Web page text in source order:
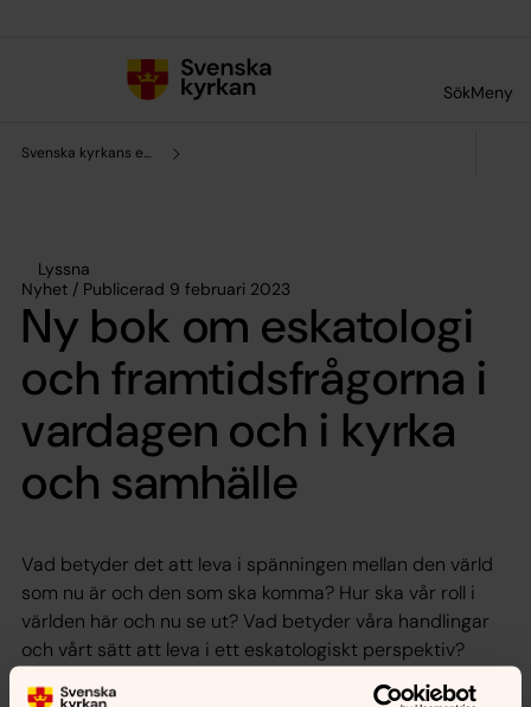
SökMeny
Svenska kyrkans enhet för forskning och analys
Lyssna
Nyhet / Publicerad 9 februari 2023
Ny bok om eskatologi
och framtidsfrågorna i
vardagen och i kyrka
och samhälle
Vad betyder det att leva i spänningen mellan den värld
som nu är och den som ska komma? Hur ska vår roll i
världen här och nu se ut? Vad betyder våra handlingar
och vårt sätt att leva i ett eskatologiskt perspektiv?
Dessa frågor diskuteras utifrån olika perspektiv i den